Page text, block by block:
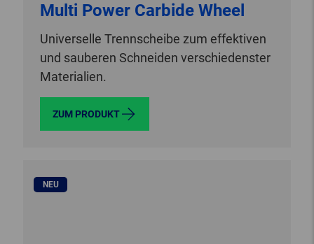
Multi Power Carbide Wheel
Universelle Trennscheibe zum effektiven
und sauberen Schneiden verschiedenster
Materialien.
ZUM PRODUKT
NEU